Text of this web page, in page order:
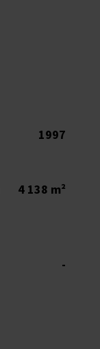
1997
4 138 m²
-